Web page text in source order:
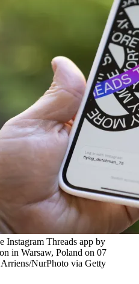
Instagram Threads app by
in Warsaw, Poland on 07
NurPhoto via Getty